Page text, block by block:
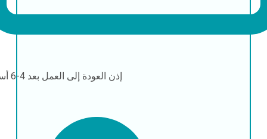
إذن العودة إلى العمل بعد 4-6 أسابيع